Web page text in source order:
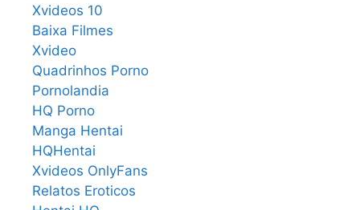
Xvideos 10
Baixa Filmes
Xvideo
Quadrinhos Porno
Pornolandia
HQ Porno
Manga Hentai
HQHentai
Xvideos OnlyFans
Relatos Eroticos